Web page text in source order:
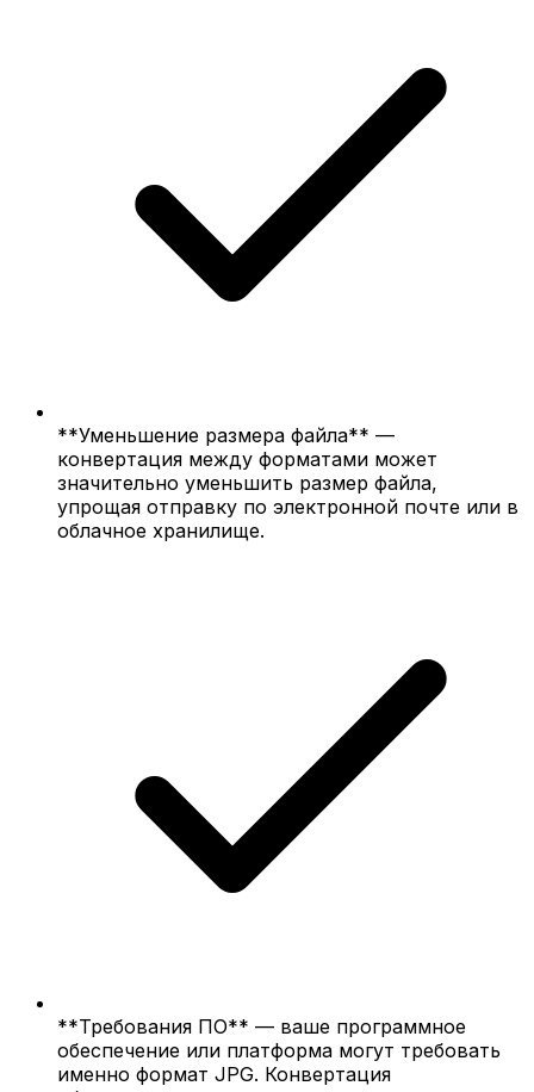
**Уменьшение размера файла** —
конвертация между форматами может
значительно уменьшить размер файла,
упрощая отправку по электронной почте или в
облачное хранилище.
**Требования ПО** — ваше программное
обеспечение или платформа могут требовать
именно формат JPG. Конвертация